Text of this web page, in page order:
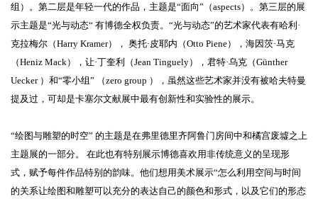
组）。第二层是年轻一代的作品，主题是“面向”（aspects）。第三层的展
示主题是“光与动态“ 有博德全权负责。“光与动态”的艺术家代表有哈利·
克拉梅尔（Harry Kramer）， 奥托·皮耶内（Otto Piene），海因茨·马克
（Heniz Mack），让·丁奎利（Jean Tinguely），君特·乌克（Günther
Uecker ）和“零小组” （zero group ），虽然这些艺术家并没有被哈夫特曼
提及过，可却是卡塞尔文献展中最有创新性和实验性的展示。
“绘图与雕塑的时空” 的主题是在弗里德里齐阿鲁门房间中和橘宫废墟之上
主题展的一部分。 在此也有特别展示博德喜欢用非传统意义的呈现形
式，赋予每件作品特别的韵味。他们想用美术展示“怎么利用空间与时间
的关系让绘图和雕塑可以充分的表达自己的颜色和形式，以及它们的形态